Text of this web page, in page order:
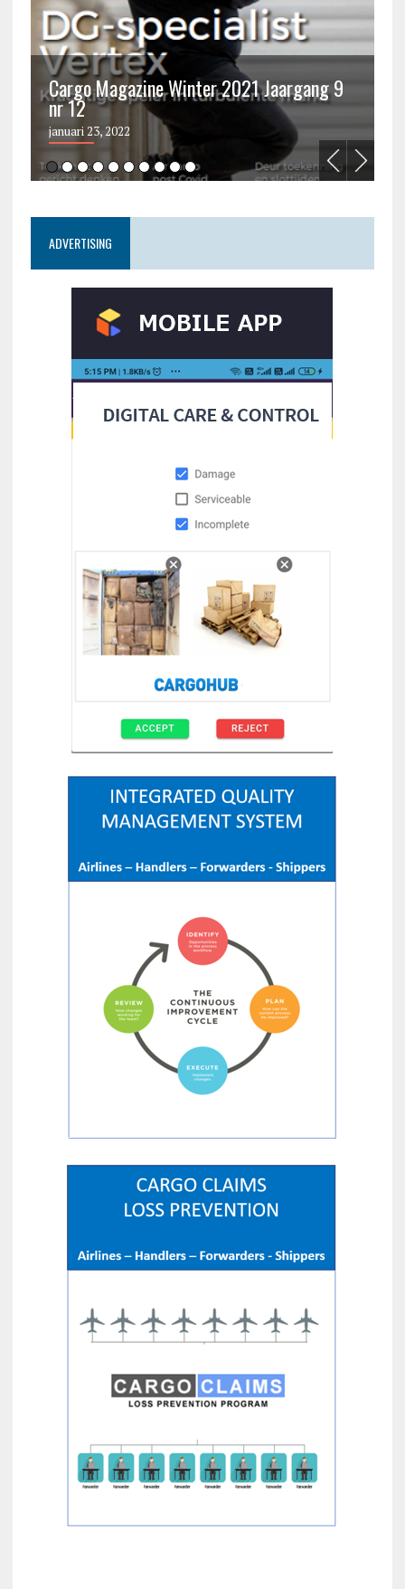
Cargo Magazine Winter 2021 Jaargang 9
nr 12
januari 23, 2022
ADVERTISING